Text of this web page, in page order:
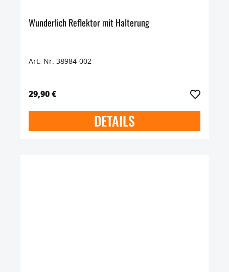
Wunderlich Reflektor mit Halterung
Art.-Nr. 38984-002
29,90 €
DETAILS